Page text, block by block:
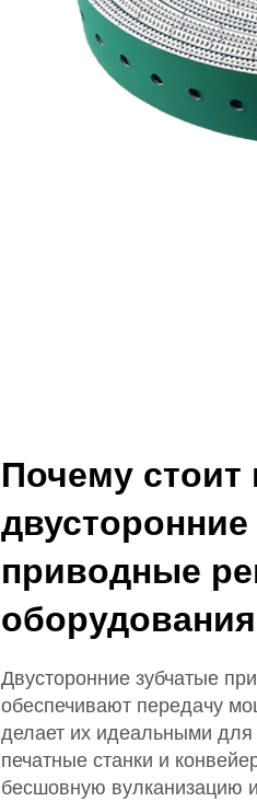
Почему стоит
приводные
Двусторонние зубчатые
обеспечивают передачу
делает их идеальными для
печатные станки и
бесшовную вулканизацию